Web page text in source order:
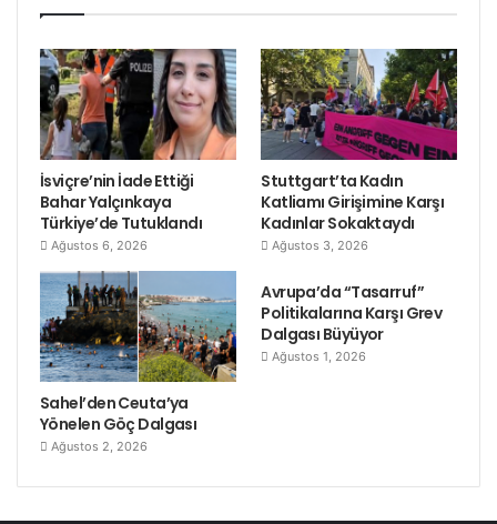
İsviçre’nin İade Ettiği
Bahar Yalçınkaya
Türkiye’de Tutuklandı
Ağustos 6, 2026
Stuttgart’ta Kadın
Katliamı Girişimine Karşı
Kadınlar Sokaktaydı
Ağustos 3, 2026
Sahel’den Ceuta’ya
Yönelen Göç Dalgası
Ağustos 2, 2026
Avrupa’da “Tasarruf”
Politikalarına Karşı Grev
Dalgası Büyüyor
Ağustos 1, 2026